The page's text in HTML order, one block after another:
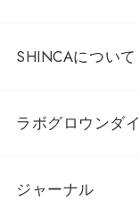
SHINCAについて
ラボグロウンダ
ジャーナル